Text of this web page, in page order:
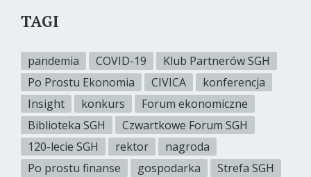
TAGI
pandemia COVID-19
Klub Partnerów SGH
Po Prostu Ekonomia
CIVICA
konferencja
Insight
konkurs
Forum ekonomiczne
Biblioteka SGH
Czwartkowe Forum SGH
120-lecie SGH
rektor
nagroda
Po prostu finanse
gospodarka
Strefa SGH